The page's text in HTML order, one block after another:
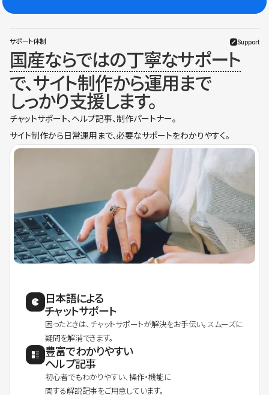
サポート体制 Support
国産ならではの丁寧なサポート
で、サイト制作から運用まで
しっかり支援します。
チャットサポート、ヘルプ記事、制作パートナー。
サイト制作から日常運用まで、必要なサポートをわかりやすく。
日本語による
チャットサポート
困ったときは、チャットサポートが解決をお手伝い。スムーズに
疑問を解消できます。
豊富でわかりやすい
ヘルプ記事
初心者でもわかりやすい、操作・機能に
関する解説記事をご用意しています。